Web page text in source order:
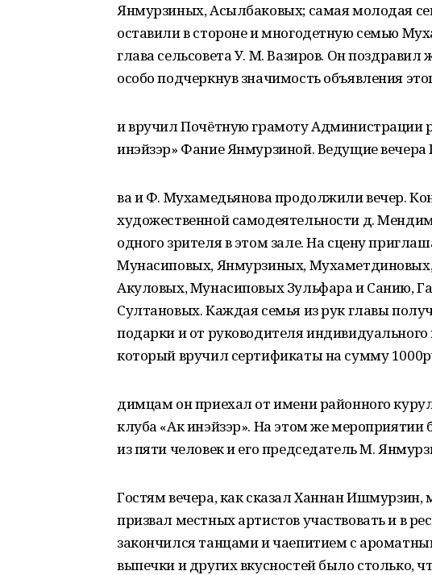
Янмурзиных, Асылбаковых; самая молодая
оставили в стороне и многодетную семью
глава сельсовета У. М. Вазиров. Он
особо подчеркнув значимость объявления
и вручил Почётную грамоту Администрации
инэйзэр» Фание Янмурзиной. Ведущие вечера
ва и Ф. Мухамедьянова продолжили вечер.
художественной самодеятельности д.
одного зрителя в этом зале. На сцену
Мунасиповых, Янмурзиных,
Акуловых, Мунасиповых Зульфара и Санию,
Султановых. Каждая семья из рук главы
подарки и от руководителя
который вручил сертификаты на сумму
димцам он приехал от имени районного
клуба «Ак инэйзэр». На этом же
из пяти человек и его председатель М.
Гостям вечера, как сказал Ханнан Ишмурзин,
призвал местных артистов участвовать и в
закончился танцами и чаепитием с
выпечки и других вкусностей было столько,